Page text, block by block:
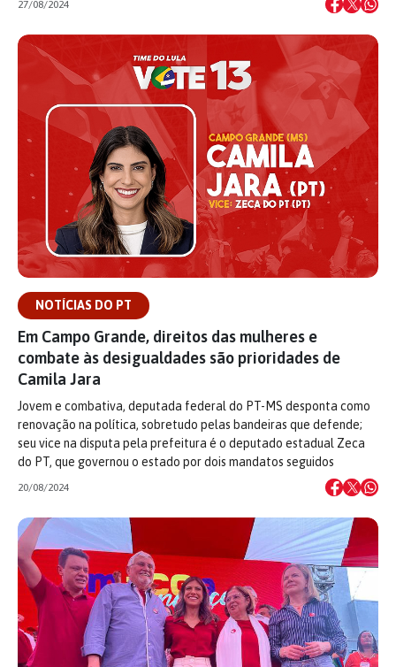
27/08/2024
NOTÍCIAS DO PT
Em Campo Grande, direitos das mulheres e
combate às desigualdades são prioridades de
Camila Jara
Jovem e combativa, deputada federal do PT-MS desponta como
renovação na política, sobretudo pelas bandeiras que defende;
seu vice na disputa pela prefeitura é o deputado estadual Zeca
do PT, que governou o estado por dois mandatos seguidos
20/08/2024